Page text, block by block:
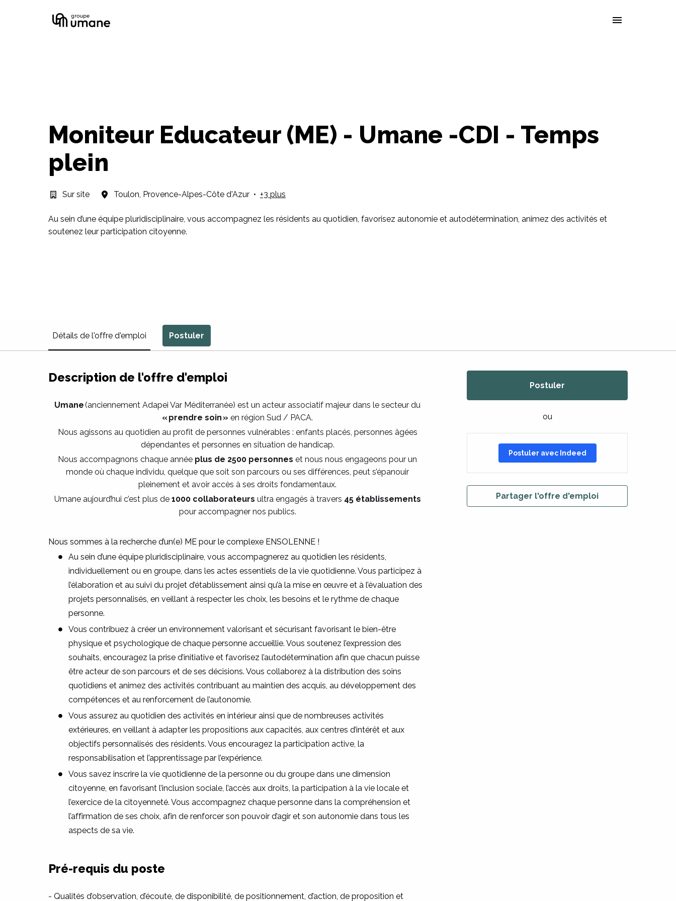
Page d'accueil
Moniteur Educateur (ME) - Umane -CDI - Temps
plein
Sur site Toulon, Provence-Alpes-Côte d'Azur • +3 plus
Au sein d’une équipe pluridisciplinaire, vous accompagnez les résidents au quotidien, favorisez autonomie et autodétermination, animez des activités et
soutenez leur participation citoyenne.
Détails de l'offre d'emploi Postuler
Description de l'offre d'emploi
Umane(anciennement Adapei Var Méditerranée) est un acteur associatif majeur dans le secteur du
« prendre soin » en région Sud / PACA.
Nous agissons au quotidien au profit de personnes vulnérables : enfants placés, personnes âgées
dépendantes et personnes en situation de handicap.
Nous accompagnons chaque année plus de 2500 personnes et nous nous engageons pour un
monde où chaque individu, quelque que soit son parcours ou ses différences, peut s’épanouir
pleinement et avoir accès à ses droits fondamentaux.
Umane aujourd’hui c’est plus de 1000 collaborateurs ultra engagés à travers 45 établissements
pour accompagner nos publics.
Nous sommes à la recherche d’un(e) ME pour le complexe ENSOLENNE !
Au sein d’une équipe pluridisciplinaire, vous accompagnerez au quotidien les résidents,
individuellement ou en groupe, dans les actes essentiels de la vie quotidienne. Vous participez à
l’élaboration et au suivi du projet d’établissement ainsi qu’à la mise en œuvre et à l’évaluation des
projets personnalisés, en veillant à respecter les choix, les besoins et le rythme de chaque
personne.
Vous contribuez à créer un environnement valorisant et sécurisant favorisant le bien-être
physique et psychologique de chaque personne accueillie. Vous soutenez l’expression des
souhaits, encouragez la prise d’initiative et favorisez l’autodétermination afin que chacun puisse
être acteur de son parcours et de ses décisions. Vous collaborez à la distribution des soins
quotidiens et animez des activités contribuant au maintien des acquis, au développement des
compétences et au renforcement de l’autonomie.
Vous assurez au quotidien des activités en intérieur ainsi que de nombreuses activités
extérieures, en veillant à adapter les propositions aux capacités, aux centres d’intérêt et aux
objectifs personnalisés des résidents. Vous encouragez la participation active, la
responsabilisation et l’apprentissage par l’expérience.
Vous savez inscrire la vie quotidienne de la personne ou du groupe dans une dimension
citoyenne, en favorisant l’inclusion sociale, l’accès aux droits, la participation à la vie locale et
l’exercice de la citoyenneté. Vous accompagnez chaque personne dans la compréhension et
l’affirmation de ses choix, afin de renforcer son pouvoir d’agir et son autonomie dans tous les
aspects de sa vie.
Pré-requis du poste
- Qualités d’observation, d’écoute, de disponibilité, de positionnement, d’action, de proposition et
Postuler
ou
Postuler avec Indeed
Partager l'offre d'emploi